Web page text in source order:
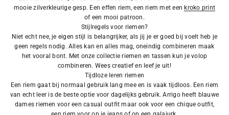
mooie zilverkleurige gesp. Een effen riem, een riem met een kroko print
of een mooi patroon.
Stijlregels voor riemen?
Niet echt nee, je eigen stijl is belangrijker, als jij je er goed bij voelt heb je
geen regels nodig. Alles kan en alles mag, oneindig combineren maak
het vooral bont. Met onze collectie riemen en tassen kun je volop
combineren. Wees creatief en leef je uit!
Tijdloze leren riemen
Een riem gaat bij normaal gebruik lang mee en is vaak tijdloos. Een riem
van echt leer is de beste optie voor dagelijks gebruik. Arrigo heeft blauwe
dames riemen voor een casual outfit maar ook voor een chique outfit,